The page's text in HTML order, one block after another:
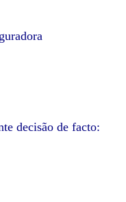
decisão de facto: